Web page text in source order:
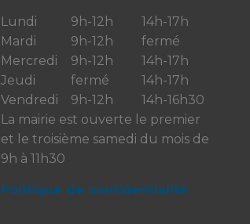
Lundi 9h-12h
14h-17h
Mardi
9h-12h
fermé
Mercredi
9h-12h
14h-17h
Jeudi
fermé
14h-17h
Vendredi
9h-12h
14h-16h30
La mairie est ouverte le premier
et le troisième samedi du mois de
9h à 11h30
Politique de confidentialité